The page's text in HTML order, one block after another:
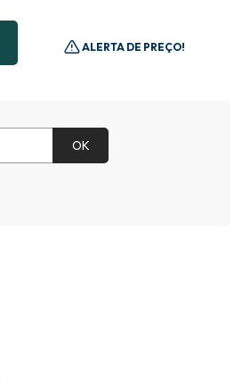
ALERTA DE PREÇO!